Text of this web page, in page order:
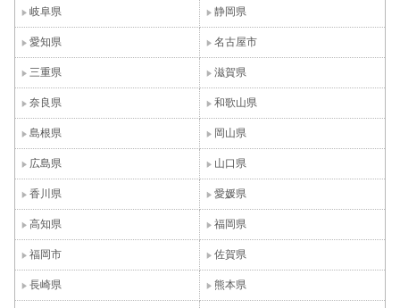
岐阜県 静岡県
愛知県 名古屋市
三重県 滋賀県
奈良県 和歌山県
島根県 岡山県
広島県 山口県
香川県 愛媛県
高知県 福岡県
福岡市 佐賀県
長崎県 熊本県